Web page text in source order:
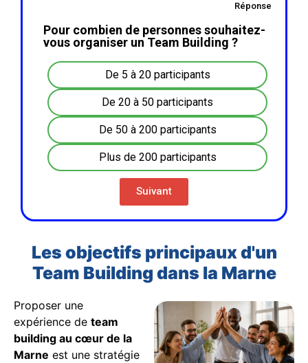
Réponse
Pour combien de personnes souhaitez-
vous organiser un Team Building ?
De 5 à 20 participants
De 20 à 50 participants
De 50 à 200 participants
Plus de 200 participants
Suivant
Les objectifs principaux d'un
Team Building dans la Marne
Proposer une
expérience de team
building au cœur de la
Marne est une stratégie